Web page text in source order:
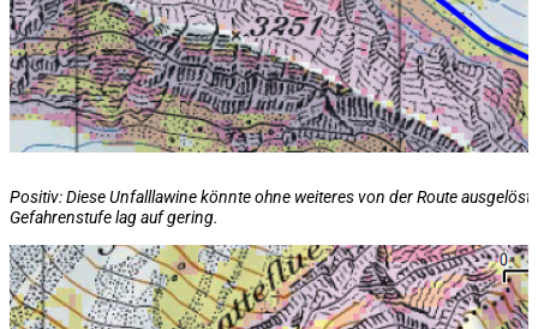
Positiv: Diese Unfalllawine könnte ohne weiteres von der Route ausgelöst
Gefahrenstufe lag aufgering.